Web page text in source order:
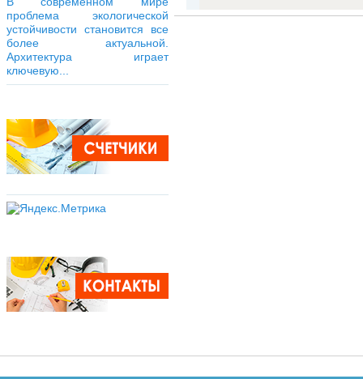
проблема экологической
устойчивости становится все
более актуальной.
Архитектура играет
ключевую...